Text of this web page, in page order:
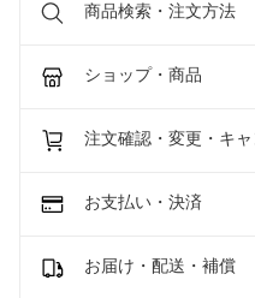
商品検索・注文方法
ショップ・商品
注文確認・変更・キ
お支払い・決済
お届け・配送・補償